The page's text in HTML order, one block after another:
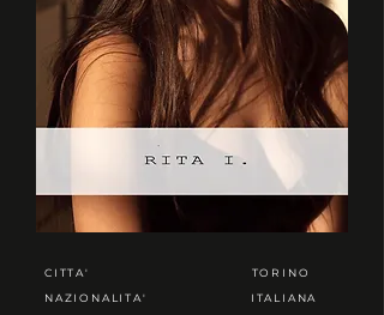
CITTA'
NAZIONALITA'
TORINO
ITALIANA